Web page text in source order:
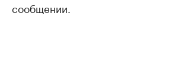
сообщении.